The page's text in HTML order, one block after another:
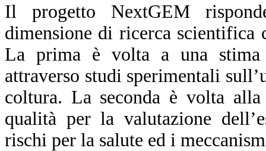
Il progetto NextGEM
dimensione di ricerca scientifica
La prima è volta a una stima
attraverso studi sperimentali
coltura. La seconda è volta
qualità per la valutazione
rischi per la salute ed i